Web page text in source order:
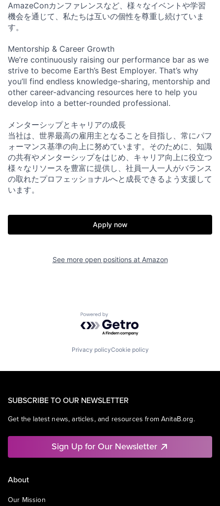
AmazeConカンファレンスなど、様々なイベントや学習
機会を通じて、私たちは互いの個性を尊重し続けていま
す。
Mentorship & Career Growth
We’re continuously raising our performance bar as we
strive to become Earth’s Best Employer. That’s why
you’ll find endless knowledge-sharing, mentorship and
other career-advancing resources here to help you
develop into a better-rounded professional.
メンターシップとキャリアの成長
当社は、世界最高の雇用主となることを目指し、常にパフ
ォーマンス基準の向上に努めています。そのために、知識
の共有やメンターシップをはじめ、キャリア向上に役立つ
様々なリソースを豊富に提供し、社員一人一人がバランス
の取れたプロフェッショナルへと成長できるよう支援して
います。
Apply now
See more open positions at Amazon
Powered by Getro.com
Privacy policyCookie policy
SUBSCRIBE TO OUR NEWSLETTER
Get the latest news, articles, and resources from AnitaB.org.
Sign Up for Our Newsletter
About
Our Mission